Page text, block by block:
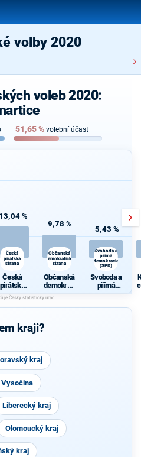
volby 2020
voleb 2020:
51,65% volební účast
%
Česká
pirátská
strana
Česká
pirátská
strana
9,78 %
Občanská
demokratická
strana
Občanská
demokrati
cká strana
5,43 %
Svoboda a
přímá
demokracie
(SPD)
Svoboda a
přímá
demokraci
kraji?
kraj
Vysočina
Liberecký kraj
Olomoucký kraj
kraj